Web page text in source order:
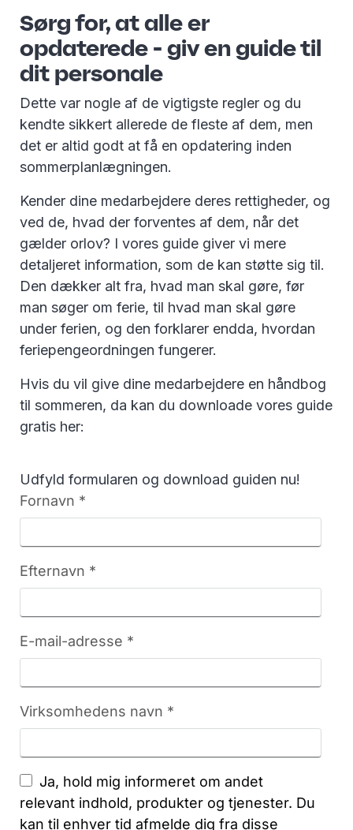
Sørg for, at alle er
opdaterede - giv en guide til
dit personale
Dette var nogle af de vigtigste regler og du
kendte sikkert allerede de fleste af dem, men
det er altid godt at få en opdatering inden
sommerplanlægningen.
Kender dine medarbejdere deres rettigheder, og
ved de, hvad der forventes af dem, når det
gælder orlov? I vores guide giver vi mere
detaljeret information, som de kan støtte sig til.
Den dækker alt fra, hvad man skal gøre, før
man søger om ferie, til hvad man skal gøre
under ferien, og den forklarer endda, hvordan
feriepengeordningen fungerer.
Hvis du vil give dine medarbejdere en håndbog
til sommeren, da kan du downloade vores guide
gratis her:
Udfyld formularen og download guiden nu!